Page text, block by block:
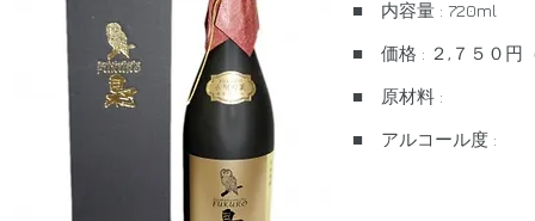
■ 内容量 : 720ml
■ 価格 : ２,７５０円
■ 原材料 :
■ アルコール度 :